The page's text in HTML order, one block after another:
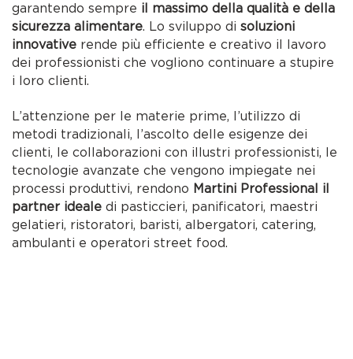
garantendo sempre il massimo della qualità e della
sicurezza alimentare. Lo sviluppo disoluzioni
innovative rende più efficiente e creativo il lavoro
dei professionisti che vogliono continuare a stupire
i loro clienti.
L’attenzione per le materie prime, l’utilizzo di
metodi tradizionali, l’ascolto delle esigenze dei
clienti, le collaborazioni con illustri professionisti, le
tecnologie avanzate che vengono impiegate nei
processi produttivi, rendono Martini Professional il
partner ideale di pasticcieri, panificatori, maestri
gelatieri, ristoratori, baristi, albergatori, catering,
ambulanti e operatori street food.